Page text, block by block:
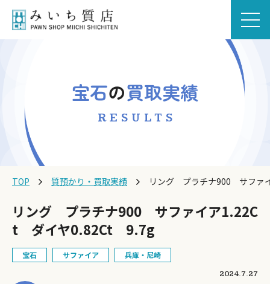
宝石の買取実績
RESULTS
TOP 質預かり・買取実績 リング プラチナ900 サフ
リング プラチナ900 サファイア1.22C
t ダイヤ0.82Ct 9.7g
宝石 サファイア 兵庫・尼崎
2024.7.27